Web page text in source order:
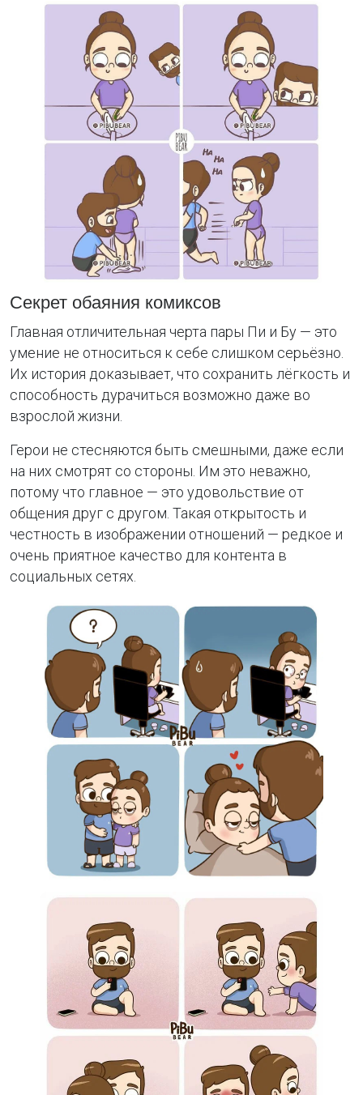
Секрет обаяния комиксов
Главная отличительная черта пары Пи и Бу — это
умение не относиться к себе слишком серьёзно.
Их история доказывает, что сохранить лёгкость и
способность дурачиться возможно даже во
взрослой жизни.
Герои не стесняются быть смешными, даже если
на них смотрят со стороны. Им это неважно,
потому что главное — это удовольствие от
общения друг с другом. Такая открытость и
честность в изображении отношений — редкое и
очень приятное качество для контента в
социальных сетях.